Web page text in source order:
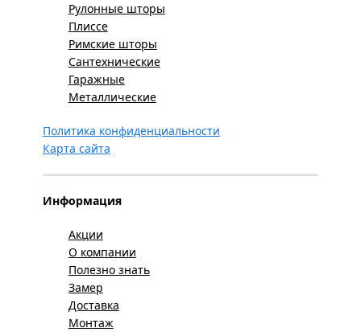
Рулонные шторы
Плиссе
Римские шторы
Сантехнические
Гаражные
Металлические
Политика конфиденциальности
Карта сайта
Информация
Акции
О компании
Полезно знать
Замер
Доставка
Монтаж